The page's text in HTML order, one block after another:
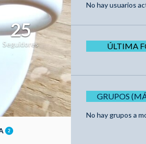
25
Seguidores
2
No hay usuarios
ÚLTIMA
GRUPOS
No hay grupos a